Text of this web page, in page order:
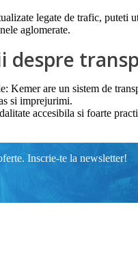
legate de trafic, puteti
aglomerate.
despre
Kemer are un sistem de
si imprejurimi.
accesibila si foarte
Inscrie-te la newsletter!